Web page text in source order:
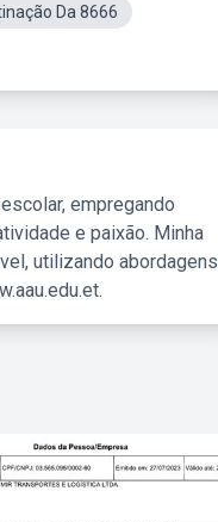
Da 8666
empregando
e paixão. Minha
utilizando abordagens